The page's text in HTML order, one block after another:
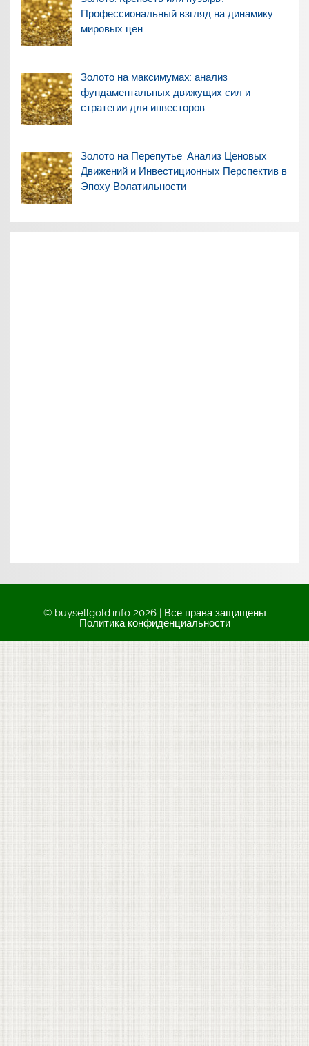
Профессиональный взгляд на динамику
мировых цен
Золото на максимумах: анализ
фундаментальных движущих сил и
стратегии для инвесторов
Золото на Перепутье: Анализ Ценовых
Движений и Инвестиционных Перспектив в
Эпоху Волатильности
© buysellgold.info 2026 | Все права защищены
Политика конфиденциальности